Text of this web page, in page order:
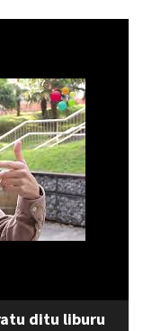
ditu liburu